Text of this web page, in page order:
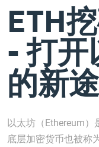
ETH
- 打开
的新
以太坊（Ethereum
底层加密货币也被称